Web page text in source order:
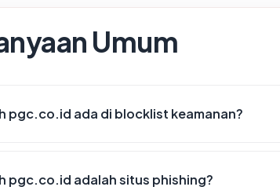
Umum
pgc.co.id ada di blocklist keamanan?
pgc.co.id adalah situs phishing?